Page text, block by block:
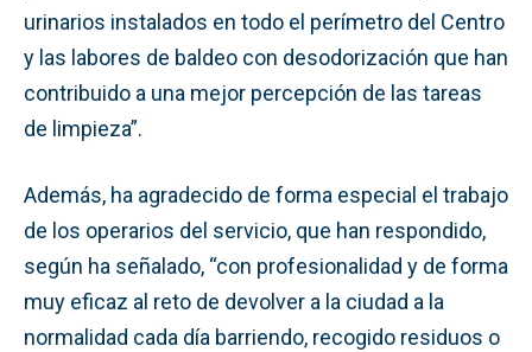
urinarios instalados en todo el perímetro del Centro
y las labores de baldeo con desodorización que han
contribuido a una mejor percepción de las tareas
de limpieza”.
Además, ha agradecido de forma especial el trabajo
de los operarios del servicio, que han respondido,
según ha señalado, “con profesionalidad y de forma
muy eficaz al reto de devolver a la ciudad a la
normalidad cada día barriendo, recogido residuos o